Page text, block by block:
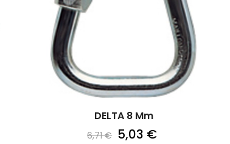
DELTA 8 Mm
6,71 € 5,03 €